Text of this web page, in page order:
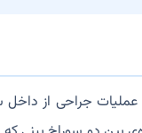
عملیات جراحی از